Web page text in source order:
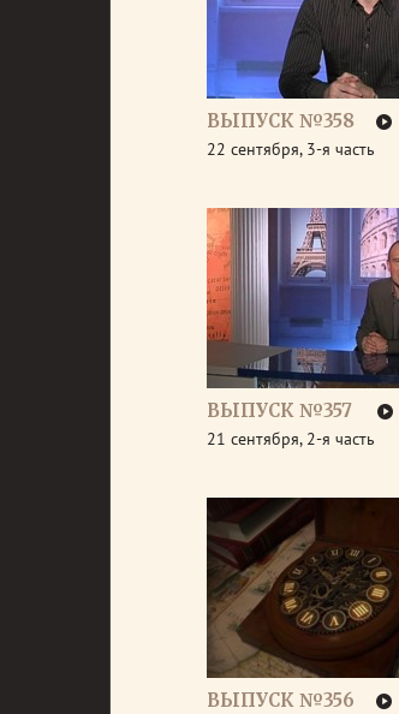
ВЫПУСК №358
22 сентября, 3-я часть
ВЫПУСК №357
21 сентября, 2-я часть
ВЫПУСК №356